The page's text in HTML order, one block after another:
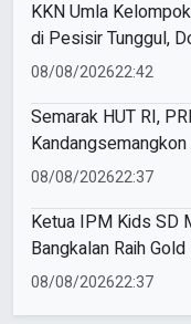
KKN Umla
di Pesisir Tunggul,
Lingkungan
08/08/202622:42
Semarak HUT RI,
Kemerdekaan 2026
08/08/202622:37
Ketua IPM Kids SD
Bangkalan Raih
2026
08/08/202622:37